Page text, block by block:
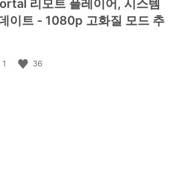
리모트 플레이어, 시스템
이트 - 1080p 고화질 모드 추
1 36